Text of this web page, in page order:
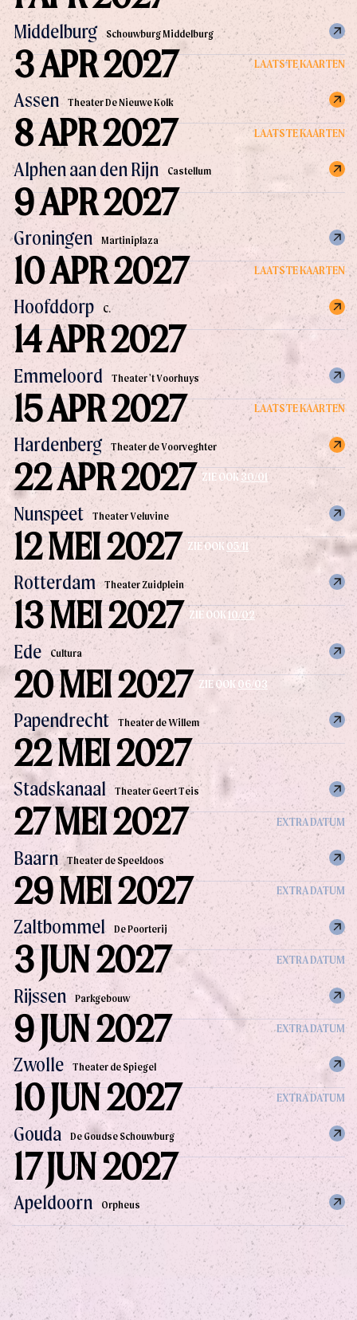
Middelburg Schouwburg Middelburg
LAATSTE KAARTEN
Assen Theater De Nieuwe Kolk
3 APR 2027
LAATSTE KAARTEN
Alphen aan den Rijn Castellum
8 APR 2027
Groningen Martiniplaza
9 APR 2027
LAATSTE KAARTEN
Hoofddorp C.
10 APR 2027
Emmeloord Theater 't Voorhuys
14 APR 2027
LAATSTE KAARTEN
Hardenberg Theater de Voorveghter
15 APR 2027
Nunspeet Theater Veluvine
ZIE OOK30/01
22 APR 2027
Rotterdam Theater Zuidplein
ZIE OOK05/11
12 MEI 2027
Ede Cultura
ZIE OOK10/02
13 MEI 2027
Papendrecht Theater de Willem
ZIE OOK06/03
20 MEI 2027
Stadskanaal Theater Geert Teis
22 MEI 2027
EXTRA DATUM
Baarn Theater de Speeldoos
27 MEI 2027
EXTRA DATUM
Zaltbommel De Poorterij
29 MEI 2027
EXTRA DATUM
Rijssen Parkgebouw
3 JUN 2027
EXTRA DATUM
Zwolle Theater de Spiegel
9 JUN 2027
EXTRA DATUM
Gouda De Goudse Schouwburg
10 JUN 2027
Apeldoorn Orpheus
17 JUN 2027